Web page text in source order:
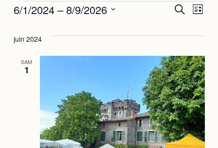
Évènements
et
de
vues
Recherche
de
Liste
6/1/2024 – 8/9/2026
date.
juin 2024
SAM
1